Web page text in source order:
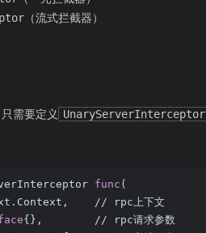
（流式拦截器）
需要定义 UnaryServerInterceptor
func (
// rpc上下文
{},        // rpc请求参数